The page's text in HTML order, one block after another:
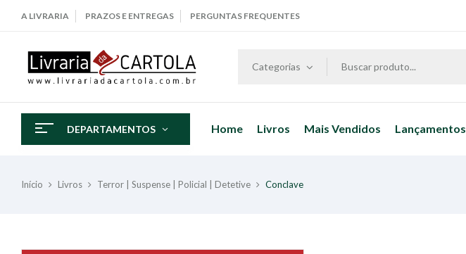
A LIVRARIA PRAZOS E ENTREGAS PERGUNTAS FREQUENTES
Categorias
DEPARTAMENTOS Home Livros Mais Vendidos Lançamentos
Início Livros Terror | Suspense | Policial | Detetive Conclave